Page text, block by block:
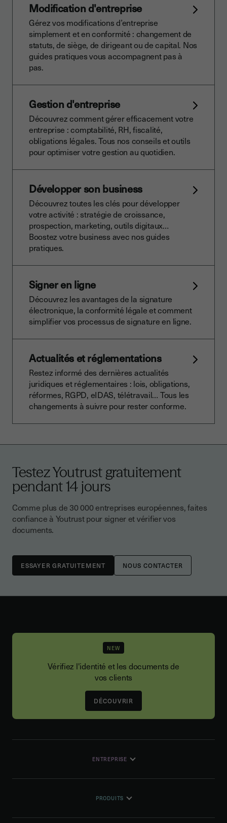
Modification d'entreprise
Gérez vos modifications d’entreprise
simplement et en conformité : changement de
statuts, de siège, de dirigeant ou de capital. Nos
guides pratiques vous accompagnent pas à
pas.
Gestion d'entreprise
Découvrez comment gérer efficacement votre
entreprise : comptabilité, RH, fiscalité,
obligations légales. Tous nos conseils et outils
pour optimiser votre gestion au quotidien.
Développer son business
Découvrez toutes les clés pour développer
votre activité : stratégie de croissance,
prospection, marketing, outils digitaux…
Boostez votre business avec nos guides
pratiques.
Signer en ligne
Découvrez les avantages de la signature
électronique, la conformité légale et comment
simplifier vos processus de signature en ligne.
Actualités et réglementations
Restez informé des dernières actualités
juridiques et réglementaires : lois, obligations,
réformes, RGPD, eIDAS, télétravail… Tous les
changements à suivre pour rester conforme.
Testez Youtrust gratuitement
pendant 14 jours
Comme plus de 30 000 entreprises européennes, faites
confiance à Youtrust pour signer et vérifier vos
documents.
NOUS CONTACTER
NEW
Vérifiez l'identité et les documents de
vos clients
DÉCOUVRIR
ENTREPRISE
PRODUITS